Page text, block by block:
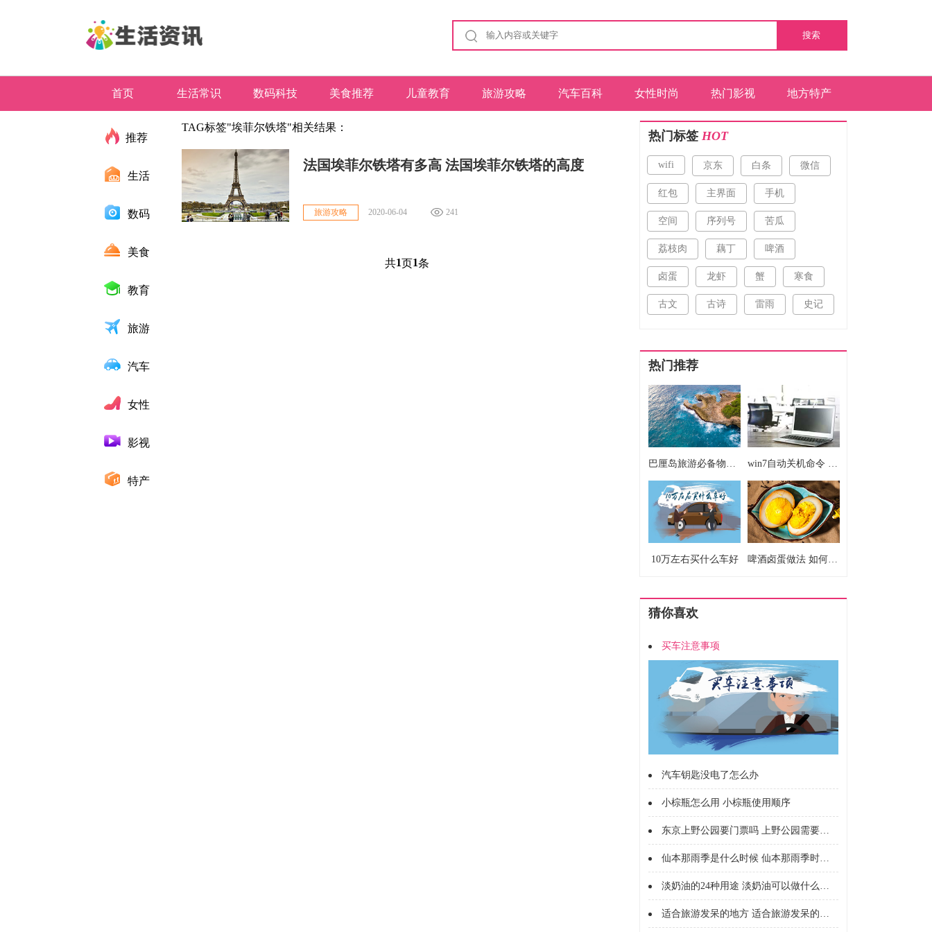
搜索
首页 生活常识 数码科技 美食推荐 儿童教育 旅游攻略 汽车百科 女性时尚 热门影视 地方特产
推荐
生活
数码
美食
教育
旅游
汽车
女性
影视
特产
TAG标签"埃菲尔铁塔"相关结果：
法国埃菲尔铁塔有多高 法国埃菲尔铁塔的高度
旅游攻略 2020-06-04 241
共1页1条
热门标签 HOT
wifi 京东 白条 微信
红包 主界面 手机
空间 序列号 苦瓜
荔枝肉 藕丁 啤酒
卤蛋 龙虾 蟹 寒食
古文 古诗 雷雨 史记
热门推荐
巴厘岛旅游必备物品清单 巴厘岛旅游要准备什么东西 win7自动关机命令 win7自动关机如何设置
10万左右买什么车好 啤酒卤蛋做法 如何做啤酒卤蛋
猜你喜欢
买车注意事项
汽车钥匙没电了怎么办
小棕瓶怎么用 小棕瓶使用顺序
东京上野公园要门票吗 上野公园需要买票吗
仙本那雨季是什么时候 仙本那雨季时间是
淡奶油的24种用途 淡奶油可以做什么美食
适合旅游发呆的地方 适合旅游发呆的地方有哪些